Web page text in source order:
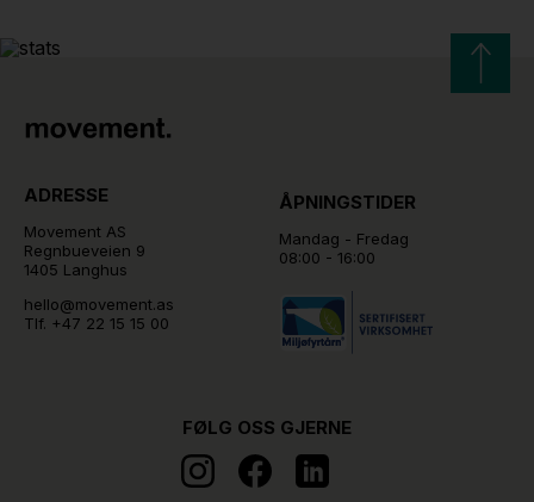
ADRESSE
Movement AS
Regnbueveien 9
1405 Langhus
hello@movement.as
Tlf. +47 22 15 15 00
ÅPNINGSTIDER
Mandag - Fredag
08:00 - 16:00
FØLG OSS GJERNE